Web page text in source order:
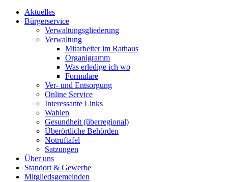
Aktuelles
Bürgerservice
Verwaltungsgliederung
Verwaltung
Mitarbeiter im Rathaus
Organigramm
Was erledige ich wo
Formulare
Ver- und Entsorgung
Online Service
Interessante Links
Wahlen
Gesundheit (überregional)
Überörtliche Behörden
Notruftafel
Satzungen
Über uns
Standort & Gewerbe
Mitgliedsgemeinden